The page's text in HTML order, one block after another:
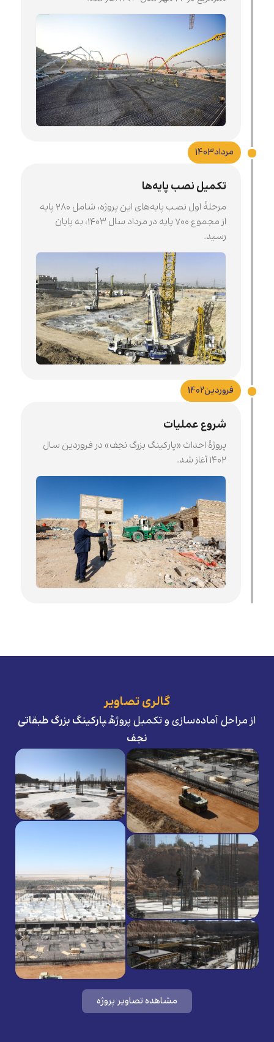
فروردین1402
شروع عملیات
پروژۀ احداث «پارکینگ بزرگ نجف» در فروردین سال
۱۴۰۲ آغاز شد.
مرداد1403
تکمیل نصب پایه‌ها
مرحلۀ اول نصب پایه‌های این پروژه، شامل ۲۸۰ پایه
از مجموع ۷۰۰ پایه در مرداد سال ۱۴۰۳، به پایان
رسید.
گالری تصاویر
از مراحل آماده‌سازی و تکمیل پروژهٔپارکینگ بزرگ طبقاتی
نجف
مشاهده تصاویر پروژه